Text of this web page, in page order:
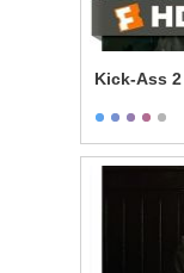
Kick-Ass